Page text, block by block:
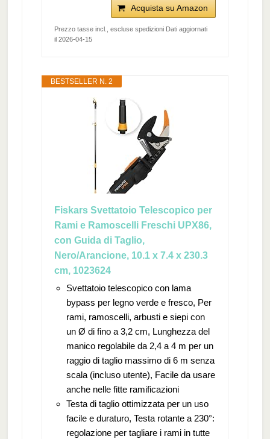
Acquista su Amazon
Prezzo tasse incl., escluse spedizioni Dati aggiornati
il 2026-04-15
BESTSELLER N. 2
Fiskars Svettatoio Telescopico per
Rami e Ramoscelli Freschi UPX86,
con Guida di Taglio,
Nero/Arancione, 10.1 x 7.4 x 230.3
cm, 1023624
Svettatoio telescopico con lama
bypass per legno verde e fresco, Per
rami, ramoscelli, arbusti e siepi con
un Ø di fino a 3,2 cm, Lunghezza del
manico regolabile da 2,4 a 4 m per un
raggio di taglio massimo di 6 m senza
scala (incluso utente), Facile da usare
anche nelle fitte ramificazioni
Testa di taglio ottimizzata per un uso
facile e duraturo, Testa rotante a 230°:
regolazione per tagliare i rami in tutte